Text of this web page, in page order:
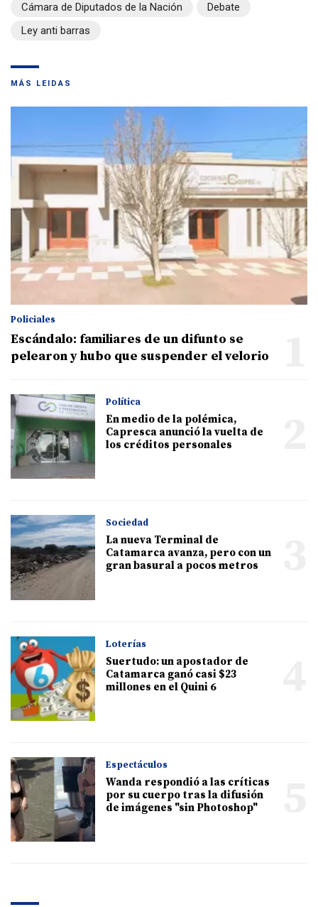
Cámara de Diputados de la Nación
Debate
Ley anti barras
MÁS LEIDAS
Policiales
Escándalo: familiares de un difunto se
pelearon y hubo que suspender el velorio
Política
En medio de la polémica,
Capresca anunció la vuelta de
los créditos personales
Sociedad
La nueva Terminal de
Catamarca avanza, pero con un
gran basural a pocos metros
Loterías
Suertudo: un apostador de
Catamarca ganó casi $23
millones en el Quini 6
Espectáculos
Wanda respondió a las críticas
por su cuerpo tras la difusión
de imágenes "sin Photoshop"